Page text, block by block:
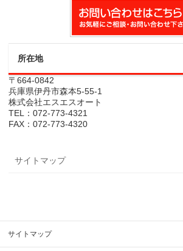
所在地
〒664-0842
兵庫県伊丹市森本5-55-1
株式会社エスエスオート
TEL：072-773-4321
FAX：072-773-4320
サイトマップ
サイトマップ